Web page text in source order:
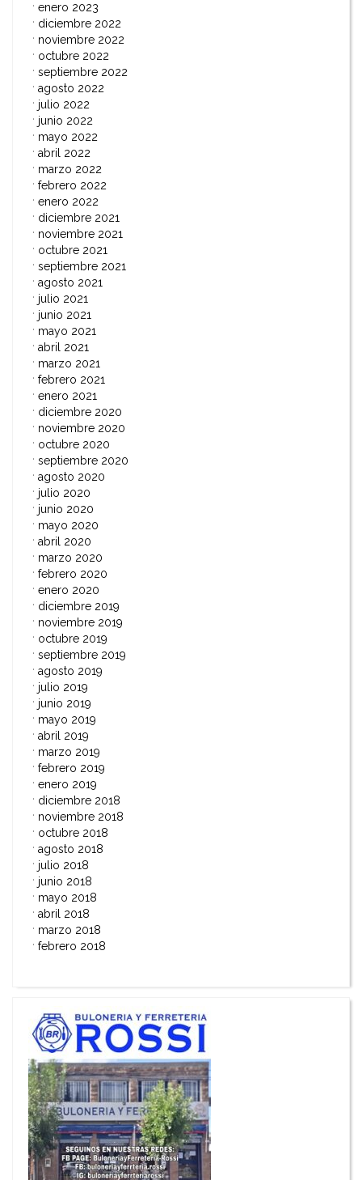
enero 2023
diciembre 2022
noviembre 2022
octubre 2022
septiembre 2022
agosto 2022
julio 2022
junio 2022
mayo 2022
abril 2022
marzo 2022
febrero 2022
enero 2022
diciembre 2021
noviembre 2021
octubre 2021
septiembre 2021
agosto 2021
julio 2021
junio 2021
mayo 2021
abril 2021
marzo 2021
febrero 2021
enero 2021
diciembre 2020
noviembre 2020
octubre 2020
septiembre 2020
agosto 2020
julio 2020
junio 2020
mayo 2020
abril 2020
marzo 2020
febrero 2020
enero 2020
diciembre 2019
noviembre 2019
octubre 2019
septiembre 2019
agosto 2019
julio 2019
junio 2019
mayo 2019
abril 2019
marzo 2019
febrero 2019
enero 2019
diciembre 2018
noviembre 2018
octubre 2018
agosto 2018
julio 2018
junio 2018
mayo 2018
abril 2018
marzo 2018
febrero 2018